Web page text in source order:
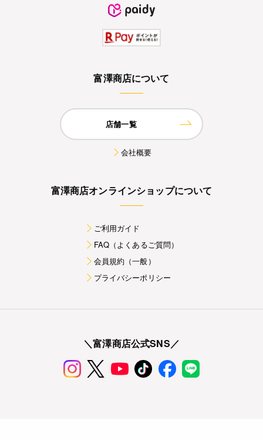
富澤商店について
店舗一覧
会社概要
富澤商店オンラインショップについて
ご利用ガイド
FAQ（よくあるご質問）
会員規約（一般）
プライバシーポリシー
＼富澤商店公式SNS／